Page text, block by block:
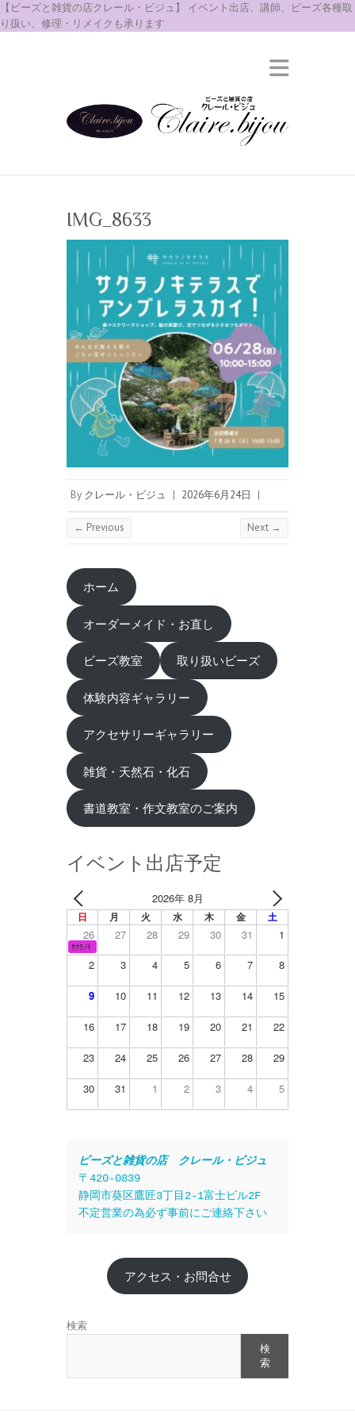
【ビーズと雑貨の店クレール・ビジュ】 イベント出店、講師、ビーズ各種取
り扱い、修理・リメイクも承ります
IMG_8633
By クレール・ビジュ | 2026年6月24日 |
← Previous Next →
ホーム
オーダーメイド・お直し
ビーズ教室 取り扱いビーズ
体験内容ギャラリー
アクセサリーギャラリー
雑貨・天然石・化石
書道教室・作文教室のご案内
イベント出店予定
2026年 8月
日 月 火 水 木 金 土
26 27 28 29 30 31 1
ｻｸﾗﾉｷ
2 3 4 5 6 7 8
9 10 11 12 13 14 15
16 17 18 19 20 21 22
23 24 25 26 27 28 29
30 31 1 2 3 4 5
ビーズと雑貨の店　クレール・ビジュ
〒420-0839
静岡市葵区鷹匠3丁目2-1富士ビル2F
不定営業の為必ず事前にご連絡下さい
アクセス・お問合せ
検索
検
索